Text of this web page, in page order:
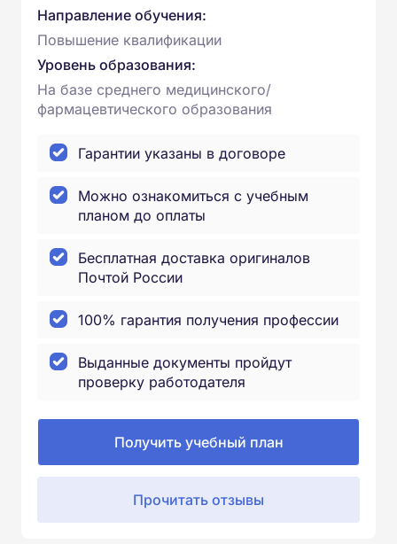
Направление обучения:
Повышение квалификации
Уровень образования:
На базе среднего медицинского/
фармацевтического образования
Гарантии указаны в договоре
Можно ознакомиться с учебным
планом до оплаты
Бесплатная доставка оригиналов
Почтой России
100% гарантия получения профессии
Выданные документы пройдут
проверку работодателя
Получить учебный план
Прочитать отзывы